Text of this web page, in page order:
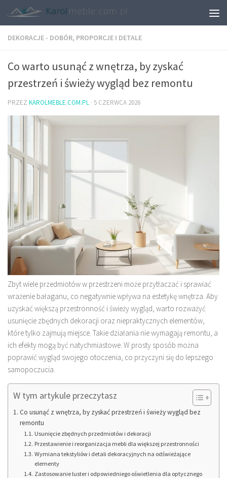
DEKORACJE - DOBÓR, PROPORCJE I DETALE
Co warto usunąć z wnętrza, by zyskać
przestrzeń i świeży wygląd bez remontu
PRZEZ KAROLMEBLE.COM.PL · 5 CZERWCA 2026
Zbyt wiele przedmiotów w przestrzeni może przytłaczać i sprawiać
wrażenie bałaganu, co negatywnie wpływa na estetykę wnętrza. Aby
uzyskać większą przestronność i świeży wygląd, warto rozważyć
usunięcie zbędnych dekoracji oraz niepraktycznych elementów,
które tylko zajmują miejsce. Takie działania nie wymagają remontu, a
ich efekty mogą być natychmiastowe. W prosty sposób można
poprawić wygląd swojego otoczenia, co przyczyni się do lepszego
samopoczucia.
W tym artykule przeczytasz
Co usunąć z wnętrza, by zyskać przestrzeń i świeży wygląd bez
remontu
Usunięcie zbędnych przedmiotów i dekoracji
Przestawienie i reorganizacja mebli dla większej przestronności
Wymiana tekstyliów i detali dekoracyjnych na odświeżające
elementy
Zastosowanie luster i odpowiedniego oświetlenia dla optycznego